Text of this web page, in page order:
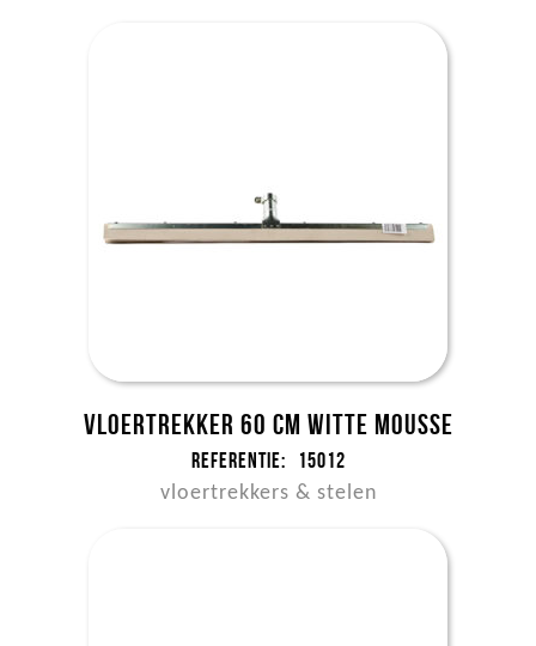
Vloertrekker 60 cm witte mousse
Referentie: 15012
vloertrekkers & stelen